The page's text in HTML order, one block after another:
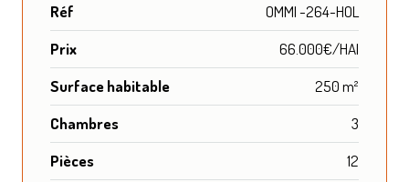
Réf
OMMI -264-HOL
Prix
66.000€/HAI
Surface habitable
250 m²
Chambres
3
Pièces
12